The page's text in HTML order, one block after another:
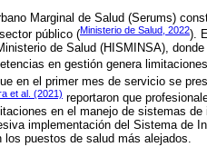
Marginal de Salud (Serums)
público (Ministerio de Salud, 2022).
de Salud (HISMINSA),
en gestión genera
en el primer mes de servicio se
et al. (2021) reportaron que
en el manejo de sistemas
implementación del Sistema de
los puestos de salud más alejados.